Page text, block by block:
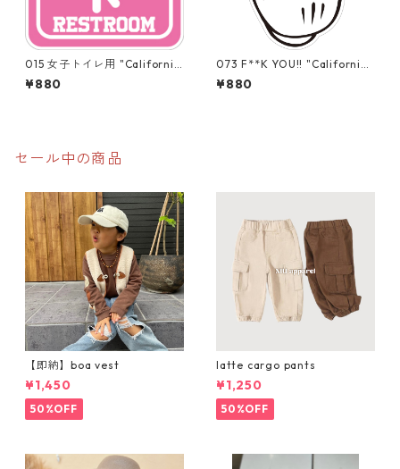
015 女子トイレ用 "California
Market Center" アメリカン
ステッカー スーツケース
¥880
073 F**K YOU!! "California
Market Center" アメリカン
ステッカー スーツケース
¥880
セール中の商品
【即納】boa vest
¥1,450
50%OFF
latte cargo pants
¥1,250
50%OFF